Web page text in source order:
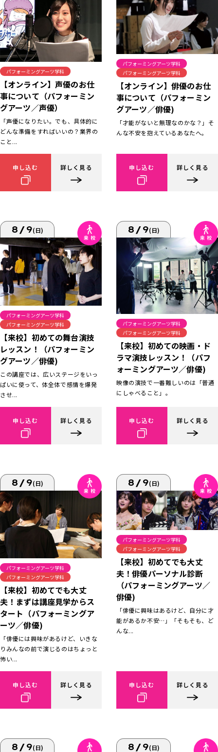
パフォーミングアーツ学科
【オンライン】声優のお仕
事について（パフォーミン
グアーツ／声優）
「声優になりたい。でも、具体的に
どんな準備をすればいいの？業界の
こと...
申し込む 詳しく見る
パフォーミングアーツ学科
パフォーミングアーツ学科
【オンライン】俳優のお仕
事について（パフォーミン
グアーツ／俳優)
「才能がないと無理なのかな？」そ
んな不安を抱えているあなたへ。
申し込む 詳しく見る
8/9(日)
パフォーミングアーツ学科
パフォーミングアーツ学科
【来校】初めての舞台演技
レッスン！（パフォーミン
グアーツ／俳優)
この講座では、広いステージをいっ
ぱいに使って、体全体で感情を爆発
させ...
申し込む 詳しく見る
8/9(日)
パフォーミングアーツ学科
パフォーミングアーツ学科
【来校】初めての映画・ド
ラマ演技レッスン！（パフ
ォーミングアーツ／俳優)
映像の演技で一番難しいのは「普通
にしゃべること」。
申し込む 詳しく見る
8/9(日)
パフォーミングアーツ学科
パフォーミングアーツ学科
【来校】初めてでも大丈
夫！まずは講座見学からス
タート（パフォーミングア
ーツ／俳優)
「俳優には興味があるけど、いきな
りみんなの前で演じるのはちょっと
怖い...
申し込む 詳しく見る
8/9(日)
パフォーミングアーツ学科
パフォーミングアーツ学科
【来校】初めてでも大丈
夫！俳優パーソナル診断
（パフォーミングアーツ／
俳優)
「俳優に興味はあるけど、自分に才
能があるか不安…」「そもそも、ど
んな...
申し込む 詳しく見る
8/9(日) 8/9(日)